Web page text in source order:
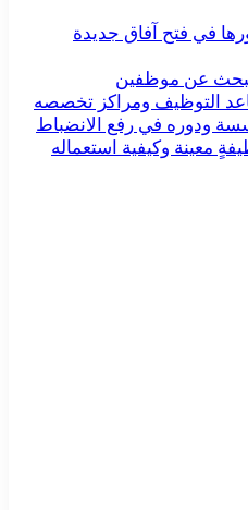
في فتح آفاق جديدة
عن موظفين
التوظيف ومراكز تخصصه
ودوره في رفع الانضباط
معينة وكيفية استعماله